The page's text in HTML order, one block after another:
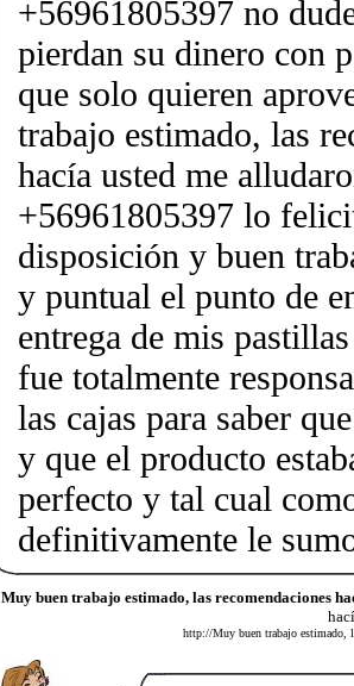
+56961805397 no
pierdan su dinero con
que solo quieren
trabajo estimado, las
hacía usted me
+56961805397 lo
disposición y buen
y puntual el punto de
entrega de mis
fue totalmente
las cajas para saber
y que el producto
perfecto y tal cual
definitivamente le
Muy buen trabajo estimado, las recomendaciones
http://Muy buen trabajo estimado,